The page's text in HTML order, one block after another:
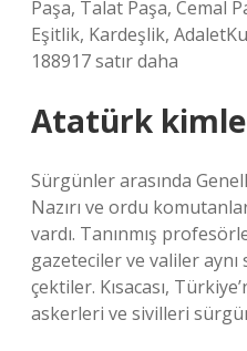
Paşa, Talat Paşa, Cemal
Eşitlik, Kardeşlik,
188917 satır daha
Atatürk
Sürgünler arasında
Nazırı ve ordu
vardı. Tanınmış
gazeteciler ve valiler aynı
çektiler. Kısacası,
askerleri ve sivilleri